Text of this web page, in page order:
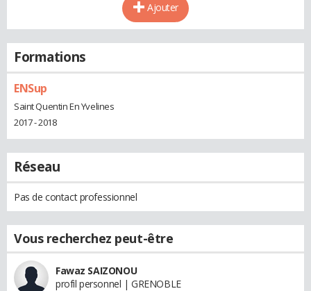
Ajouter
Formations
ENSup
Saint Quentin En Yvelines
2017 - 2018
Réseau
Pas de contact professionnel
Vous recherchez peut-être
Fawaz SAIZONOU
profil personnel | GRENOBLE